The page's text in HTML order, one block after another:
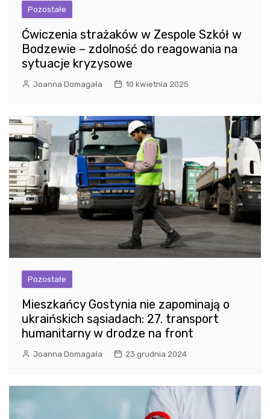
Pozostałe
Ćwiczenia strażaków w Zespole Szkół w
Bodzewie – zdolność do reagowania na
sytuacje kryzysowe
Joanna Domagała 10 kwietnia 2025
Pozostałe
Mieszkańcy Gostynia nie zapominają o
ukraińskich sąsiadach: 27. transport
humanitarny w drodze na front
Joanna Domagała 23 grudnia 2024